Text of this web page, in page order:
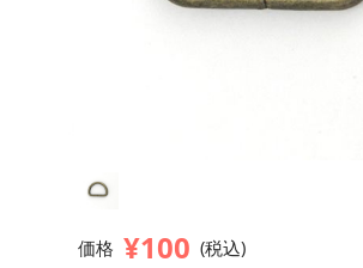
価格 ¥100 (税込)